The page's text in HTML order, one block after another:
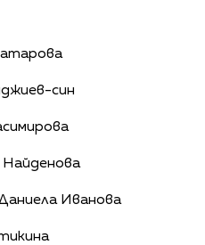
син
Найденова
Иванова